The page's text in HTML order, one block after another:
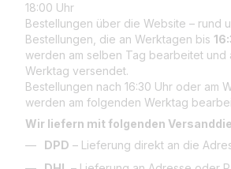
18:00 Uhr
Bestellungen über die Website – rund
Bestellungen, die an Werktagen bis
werden am selben Tag bearbeitet und
Werktag versendet.
Bestellungen nach 16:30 Uhr oder am
werden am folgenden Werktag
Wir liefern mit folgenden
DPD – Lieferung direkt an die